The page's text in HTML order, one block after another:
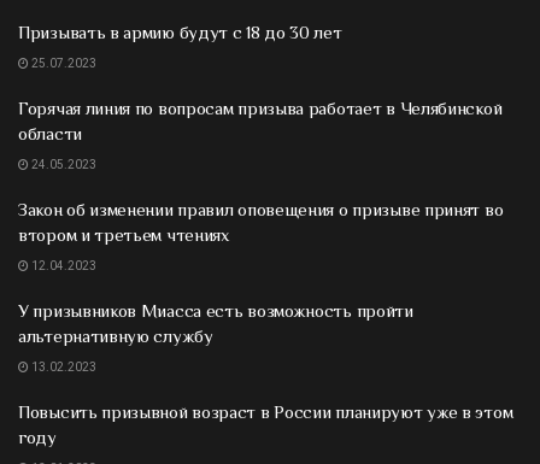
Призывать в армию будут с 18 до 30 лет
25.07.2023
Горячая линия по вопросам призыва работает в Челябинской
области
24.05.2023
Закон об изменении правил оповещения о призыве принят во
втором и третьем чтениях
12.04.2023
У призывников Миасса есть возможность пройти
альтернативную службу
13.02.2023
Повысить призывной возраст в России планируют уже в этом
году